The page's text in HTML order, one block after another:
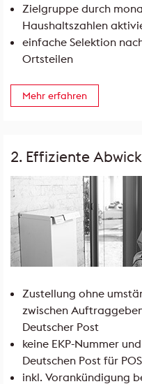
Zielgruppe durch
Haushaltszahlen
einfache Selektion
Ortsteilen
Mehr erfahren
2. Effiziente
Zustellung ohne
zwischen
Deutscher Post
keine EKP-Nummer
Deutschen Post für
inkl. Vorankündigung